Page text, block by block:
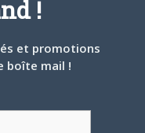
!
et promotions
boîte mail !